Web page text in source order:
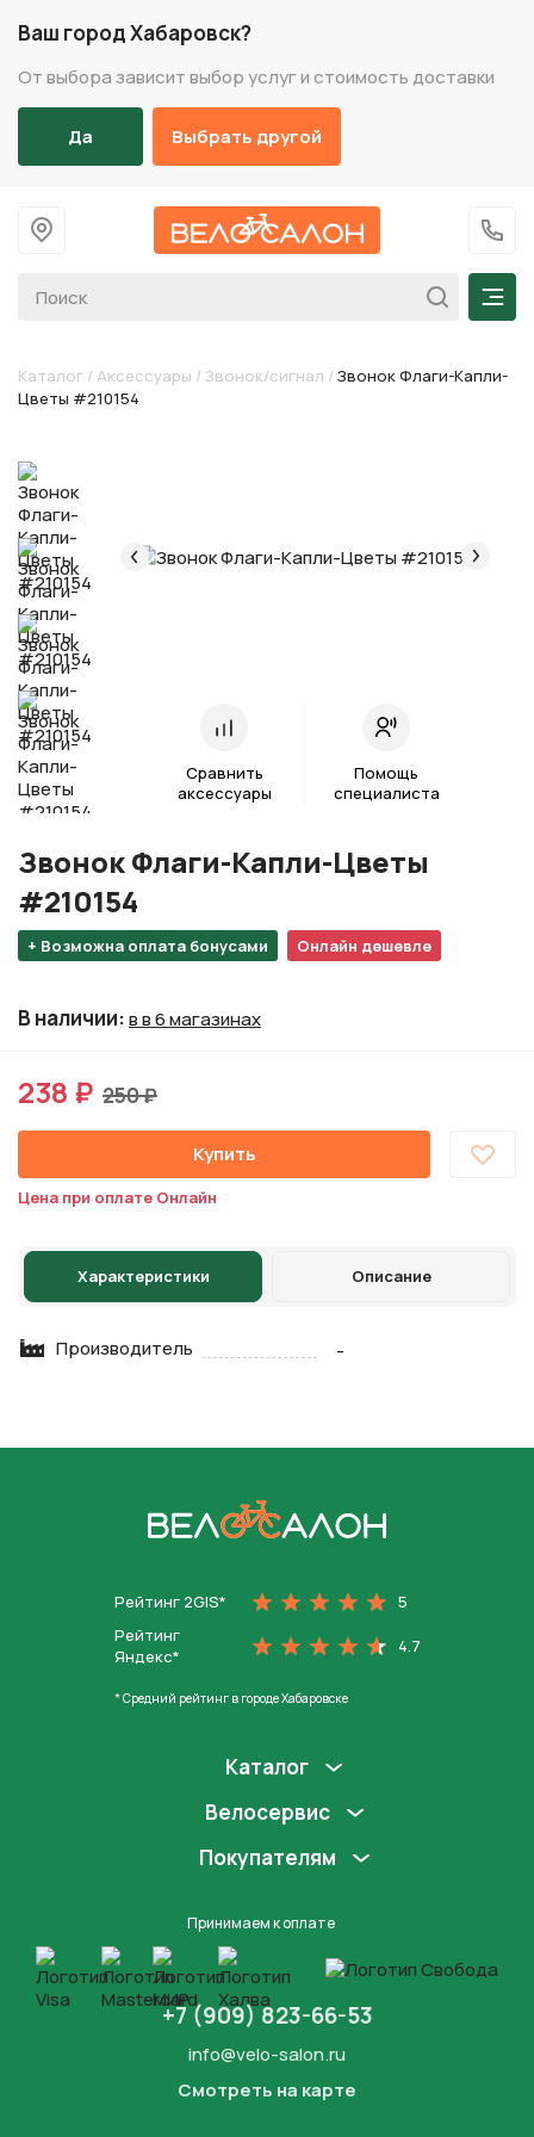
Ваш город Хабаровск?
От выбора зависит выбор услуг и стоимость доставки
Да Выбрать другой
На главную
+7
Каталог / Аксессуары / Звонок/сигнал / Звонок Флаги-Капли-
Цветы #210154
Сравнить
аксессуары
Помощь
специалиста
+ Возможна оплата бонусами Онлайн дешевле
Звонок Флаги-Капли-Цветы
#210154
В наличии:в в 6 магазинах
238 ₽ 250 ₽
Купить
Цена при оплате Онлайн
Характеристики Описание
Производитель -
Рейтинг 2GIS*
5
Рейтинг
Яндекс*
4.7
* Средний рейтинг в городе Хабаровске
Каталог
Велосервис
Покупателям
Принимаем к оплате
+7 (909) 823-66-53
info@velo-salon.ru
Смотреть на карте